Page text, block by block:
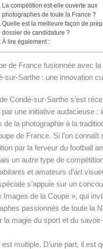
La compétition est-elle ouverte aux
photographes de toute la France ?
Quelle est la meilleure façon de
dossier de candidature ?
À lire également :
de France fusionnée avec la
sur-Sarthe : une innovation
Condé-sur-Sarthe s’est
par une initiative audacieuse :
de la photographie à la
de France. Si l’on connaît
par la ferveur du football
un autre type de
et amateurs d’art
s’appuie sur un
Images de la Coupe », qui
passionnés de toute la
la magie du sport et du
est multiple. D’une part, il est